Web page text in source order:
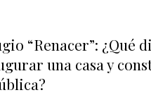
“Renacer”: ¿Qué
una casa y